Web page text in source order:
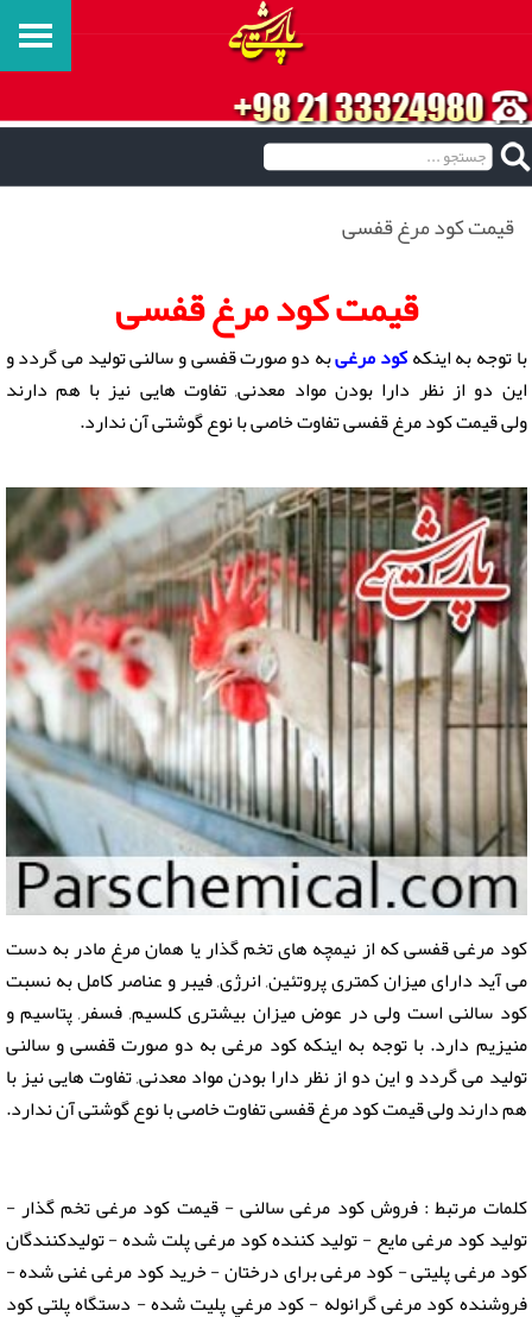
قیمت کود مرغ قفسی
قیمت کود مرغ قفسی
با توجه به اینکهکود مرغیبه دو صورت قفسی و سالنی تولید می گردد و
این دو از نظر دارا بودن مواد معدنی, تفاوت هایی نیز با هم دارند
ولی قیمت کود مرغ قفسی تفاوت خاصی با نوع گوشتی آن ندارد.
کود مرغی قفسی که از نیمچه های تخم گذار یا همان مرغ مادر به دست
می آید دارای میزان کمتری پروتئین, انرژی, فیبر و عناصر کامل به نسبت
کود سالنی است ولی در عوض میزان بیشتری کلسیم, فسفر, پتاسیم و
منیزیم دارد. با توجه به اینکه کود مرغی به دو صورت قفسی و سالنی
تولید می گردد و این دو از نظر دارا بودن مواد معدنی, تفاوت هایی نیز با
هم دارند ولی قیمت کود مرغ قفسی تفاوت خاصی با نوع گوشتی آن ندارد.
کلمات مرتبط : فروش کود مرغی سالنی - قیمت کود مرغی تخم گذار -
تولید کود مرغی مایع - تولید کننده کود مرغی پلت شده - تولیدکنندگان
کود مرغی پلیتی - کود مرغی برای درختان - خرید کود مرغی غنی شده -
فروشنده کود مرغی گرانوله - كود مرغي پلیت شده - دستگاه پلتی کود